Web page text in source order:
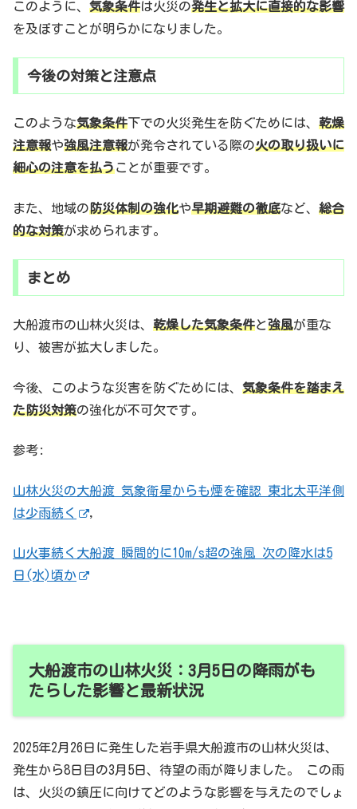
このように、 気象条件は火災の発生と拡大に直接的な影響
を及ぼすことが明らかになりました。
今後の対策と注意点
このような気象条件下での火災発生を防ぐためには、 乾燥
注意報や強風注意報が発令されている際の火の取り扱いに
細心の注意を払うことが重要です。
また、地域の防災体制の強化や早期避難の徹底など、 総合
的な対策が求められます。
まとめ
大船渡市の山林火災は、 乾燥した気象条件と強風が重な
り、被害が拡大しました。
今後、このような災害を防ぐためには、 気象条件を踏まえ
た防災対策の強化が不可欠です。
参考:
山林火災の大船渡 気象衛星からも煙を確認 東北太平洋側
は少雨続く
,
山火事続く大船渡 瞬間的に10m/s超の強風 次の降水は5
日(水)頃か
大船渡市の山林火災：3月5日の降雨がも
たらした影響と最新状況
2025年2月26日に発生した岩手県大船渡市の山林火災は、
発生から8日目の3月5日、待望の雨が降りました。 この雨
は、火災の鎮圧に向けてどのような影響を与えたのでしょ